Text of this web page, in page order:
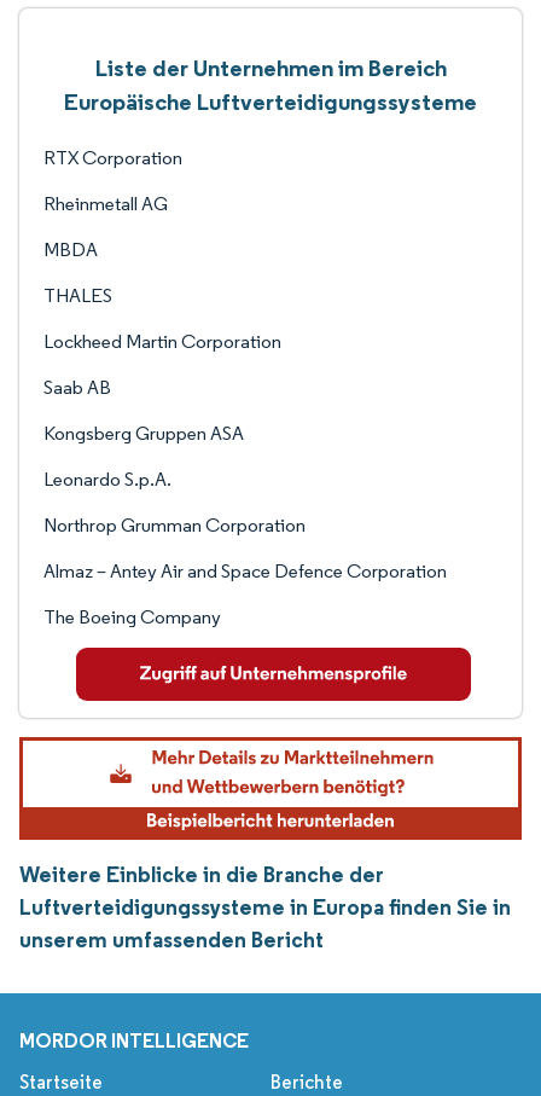
Liste der Unternehmen im Bereich
Europäische Luftverteidigungssysteme
RTX Corporation
Rheinmetall AG
MBDA
THALES
Lockheed Martin Corporation
Saab AB
Kongsberg Gruppen ASA
Leonardo S.p.A.
Northrop Grumman Corporation
Almaz – Antey Air and Space Defence Corporation
The Boeing Company
Weitere Einblicke in die Branche der
Luftverteidigungssysteme in Europa finden Sie in
unserem umfassenden Bericht
MORDOR INTELLIGENCE
Startseite Berichte